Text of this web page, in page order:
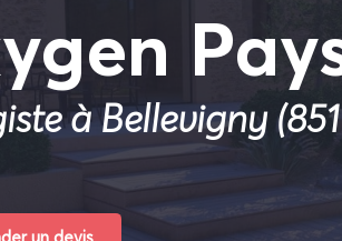
à Bellevigny